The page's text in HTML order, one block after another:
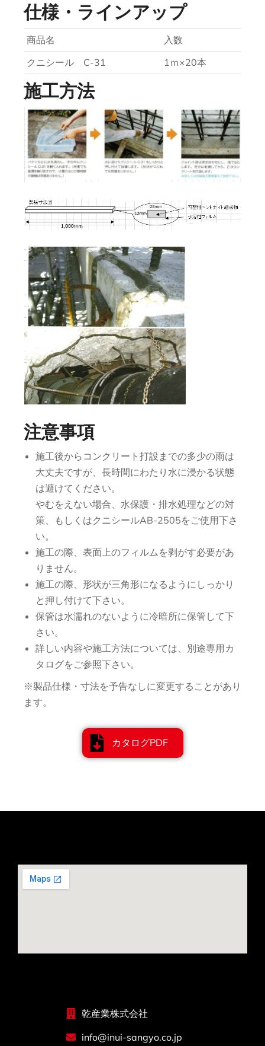
仕様・ラインアップ
商品名
入数
クニシール C-31
1ｍ×20本
施工方法
注意事項
施工後からコンクリート打設までの多少の雨は
大丈夫ですが、長時間にわたり水に浸かる状態
は避けてください。
やむをえない場合、水保護・排水処理などの対
策、もしくはクニシールAB-2505をご使用下さ
い。
施工の際、表面上のフィルムを剥がす必要があ
りません。
施工の際、形状が三角形になるようにしっかり
と押し付けて下さい。
保管は水濡れのないように冷暗所に保管して下
さい。
詳しい内容や施工方法については、別途専用カ
タログをご参照下さい。
※製品仕様・寸法を予告なしに変更することがあり
ます。
カタログPDF
乾産業株式会社
info@inui-sangyo.co.jp